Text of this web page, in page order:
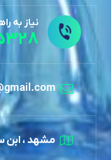
نیاز به
مشهد ، ابن سینا 3 ، ساختمان